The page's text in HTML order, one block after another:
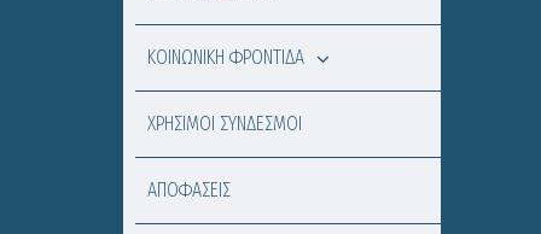
ΚΟΙΝΩΝΙΚΗ ΦΡΟΝΤΙΔΑ
ΧΡΗΣΙΜΟΙ ΣΥΝΔΕΣΜΟΙ
ΑΠΟΦΑΣΕΙΣ